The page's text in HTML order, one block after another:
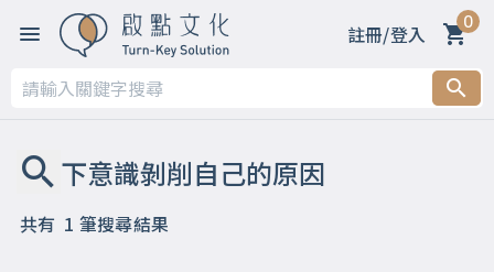
註冊/登入 0
共有 1 筆搜尋結果